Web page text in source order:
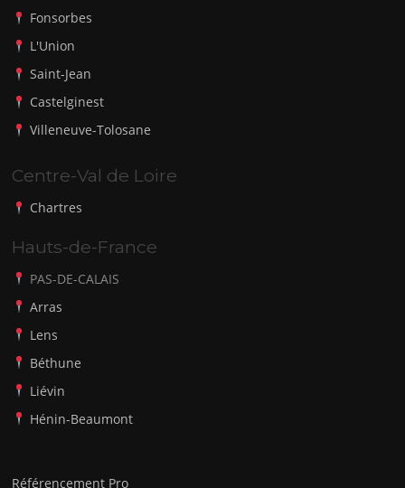
Fonsorbes
L'Union
Saint-Jean
Castelginest
Villeneuve-Tolosane
Centre-Val de Loire
Chartres
Hauts-de-France
PAS-DE-CALAIS
Arras
Lens
Béthune
Liévin
Hénin-Beaumont
Référencement Pro